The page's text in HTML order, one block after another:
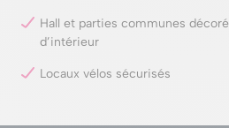
Hall et parties communes
d’intérieur
Locaux vélos sécurisés